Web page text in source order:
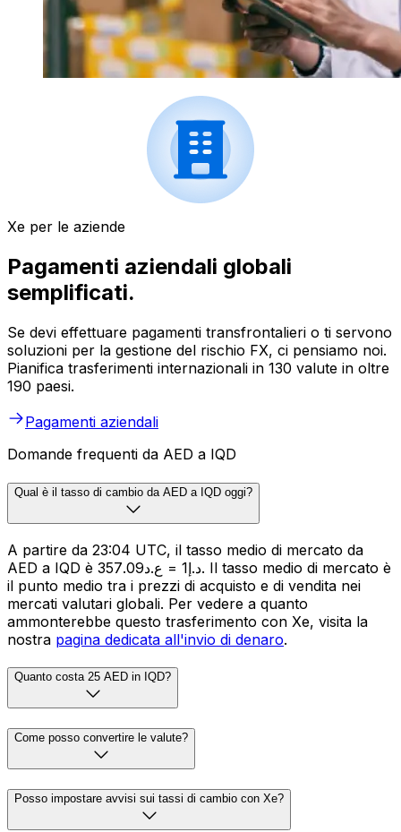
Xe per le aziende
Pagamenti aziendali globali
semplificati.
Se devi effettuare pagamenti transfrontalieri o ti servono
soluzioni per la gestione del rischio FX, ci pensiamo noi.
Pianifica trasferimenti internazionali in 130 valute in oltre
190 paesi.
Pagamenti aziendali
Domande frequenti da AED a IQD
Qual è il tasso di cambio da AED a IQD oggi?
A partire da 23:04 UTC, il tasso medio di mercato da
AED a IQD è د.إ1 = ع.د357.09. Il tasso medio di mercato è
il punto medio tra i prezzi di acquisto e di vendita nei
mercati valutari globali. Per vedere a quanto
ammonterebbe questo trasferimento con Xe, visita la
nostra pagina dedicata all'invio di denaro.
Quanto costa 25 AED in IQD?
Come posso convertire le valute?
Posso impostare avvisi sui tassi di cambio con Xe?